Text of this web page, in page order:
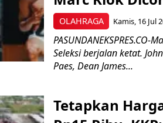
OLAHRAGA Kamis, 16 Jul
Seleksi berjalan ketat.
Paes, Dean James...
Tetapkan